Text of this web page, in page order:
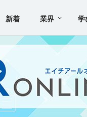
新着 業界 学